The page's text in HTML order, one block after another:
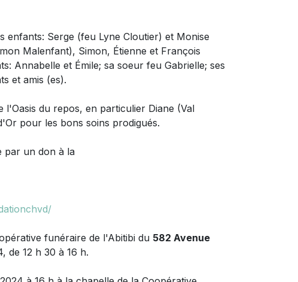
enfants: Serge (feu Lyne Cloutier) et Monise
Malenfant), Simon, Étienne et François
Annabelle et Émile; sa soeur feu Gabrielle; ses
et amis (es).
du repos, en particulier Diane (Val
pour les bons soins prodigués.
par un don à la
funéraire de l'Abitibi du 582 Avenue
de 12 h 30 à 16 h.